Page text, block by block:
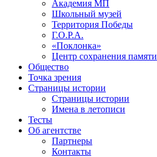
Академия МП
Школьный музей
Территория Победы
Г.О.Р.А.
«Поклонка»
Центр сохранения памяти
Общество
Точка зрения
Страницы истории
Страницы истории
Имена в летописи
Тесты
Об агентстве
Партнеры
Контакты